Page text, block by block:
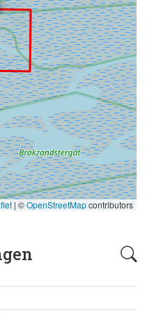
| ©OpenStreetMapcontributors